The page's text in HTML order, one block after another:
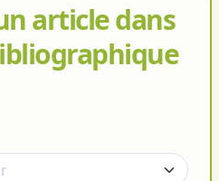
article dans